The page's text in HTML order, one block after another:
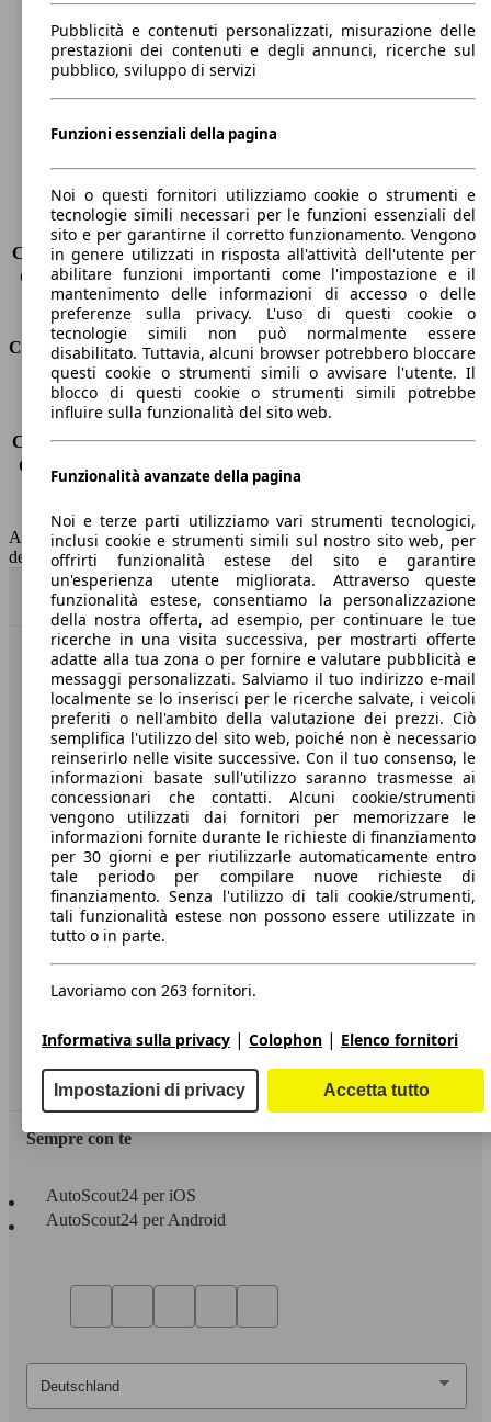
Lunghezza
4360 mm
Altezza
1810 mm
Larghezza
Peso massimo
-
Sedili
5
Carico sul tetto
-
Capacità di traino (senza freni) -
Capacità di traino (con freni)
1200 kg
Volume del bagagliaio
800 - 3000 l
Consumi
Emissioni di CO2*
140 g/km (komb.)
Consumo (urbano)
7.7 l/100km
Consumo (extra-urbano) 5.3 l/100km
Consumo (combinato)*
6.2 l/100km
Capacità del serbatoio
50 l
AutoScout24 non si assume alcuna responsabilità per la correttezza
dei dati.
Torna su
Benvenuti su AutoScout24, il mercato auto europeo.
Società
A proposito di AutoScout24
Stampa
Media
Condizioni generali
Informazioni
Privacy
Dichiarazione di Accessibilità
Servizi
Area rivenditori
Sempre con te
AutoScout24 per iOS
AutoScout24 per Android
Pubblicità e contenuti personalizzati, misurazione delle
prestazioni dei contenuti e degli annunci, ricerche sul
pubblico, sviluppo di servizi
Funzioni essenziali della pagina
Noi o questi fornitori utilizziamo cookie o strumenti e
tecnologie simili necessari per le funzioni essenziali del
sito e per garantirne il corretto funzionamento. Vengono
in genere utilizzati in risposta all'attività dell'utente per
abilitare funzioni importanti come l'impostazione e il
mantenimento delle informazioni di accesso o delle
preferenze sulla privacy. L'uso di questi cookie o
tecnologie simili non può normalmente essere
disabilitato. Tuttavia, alcuni browser potrebbero bloccare
questi cookie o strumenti simili o avvisare l'utente. Il
blocco di questi cookie o strumenti simili potrebbe
influire sulla funzionalità del sito web.
Funzionalità avanzate della pagina
Noi e terze parti utilizziamo vari strumenti tecnologici,
inclusi cookie e strumenti simili sul nostro sito web, per
offrirti funzionalità estese del sito e garantire
un'esperienza utente migliorata. Attraverso queste
funzionalità estese, consentiamo la personalizzazione
della nostra offerta, ad esempio, per continuare le tue
ricerche in una visita successiva, per mostrarti offerte
adatte alla tua zona o per fornire e valutare pubblicità e
messaggi personalizzati. Salviamo il tuo indirizzo e-mail
localmente se lo inserisci per le ricerche salvate, i veicoli
preferiti o nell'ambito della valutazione dei prezzi. Ciò
semplifica l'utilizzo del sito web, poiché non è necessario
reinserirlo nelle visite successive. Con il tuo consenso, le
informazioni basate sull'utilizzo saranno trasmesse ai
concessionari che contatti. Alcuni cookie/strumenti
vengono utilizzati dai fornitori per memorizzare le
informazioni fornite durante le richieste di finanziamento
per 30 giorni e per riutilizzarle automaticamente entro
tale periodo per compilare nuove richieste di
finanziamento. Senza l'utilizzo di tali cookie/strumenti,
tali funzionalità estese non possono essere utilizzate in
tutto o in parte.
Lavoriamo con 263 fornitori.
Informativa sulla privacy | Colophon | Elenco fornitori
Impostazioni di privacy Accetta tutto